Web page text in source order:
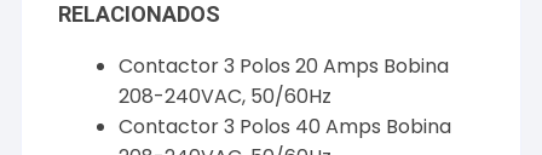
RELACIONADOS
Contactor 3 Polos 20 Amps Bobina
208-240VAC, 50/60Hz
Contactor 3 Polos 40 Amps Bobina